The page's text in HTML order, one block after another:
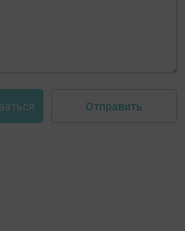
Отправить